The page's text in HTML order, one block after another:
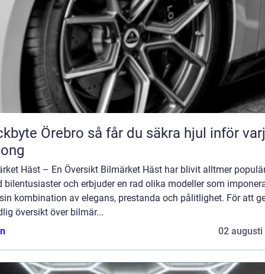
så får du säkra hjul inför varje
Häst – En Översikt Bilmärket Häst har blivit alltmer
bilentusiaster och erbjuder en rad olika modeller som
kombination av elegans, prestanda och pålitlighet. För att
översikt över bilmär...
02 augusti